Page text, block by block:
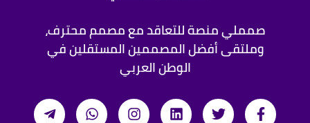
صمملي منصة للتعاقد مع مصمم محترف،
وملتقى أفضل المصممين المستقلين في
الوطن العربي